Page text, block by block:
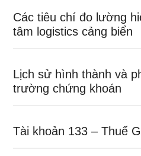
Các tiêu chí đo lường
tâm logistics cảng biển
Lịch sử hình thành và
trường chứng khoán
Tài khoản 133 – Thuế